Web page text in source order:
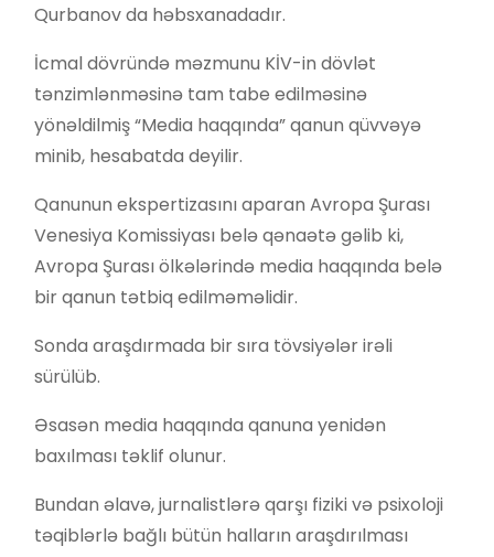
Qurbanov da həbsxanadadır.
İcmal dövründə məzmunu KİV-in dövlət
tənzimlənməsinə tam tabe edilməsinə
yönəldilmiş “Media haqqında” qanun qüvvəyə
minib, hesabatda deyilir.
Qanunun ekspertizasını aparan Avropa Şurası
Venesiya Komissiyası belə qənaətə gəlib ki,
Avropa Şurası ölkələrində media haqqında belə
bir qanun tətbiq edilməməlidir.
Sonda araşdırmada bir sıra tövsiyələr irəli
sürülüb.
Əsasən media haqqında qanuna yenidən
baxılması təklif olunur.
Bundan əlavə, jurnalistlərə qarşı fiziki və psixoloji
təqiblərlə bağlı bütün halların araşdırılması